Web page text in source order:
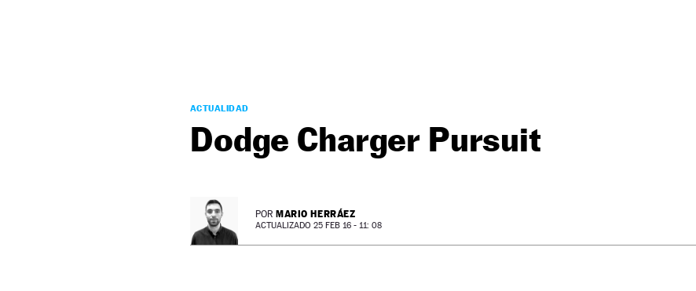
ACTUALIDAD
Dodge Charger Pursuit
POR MARIO HERRÁEZ
ACTUALIZADO 25 FEB 16 - 11: 08